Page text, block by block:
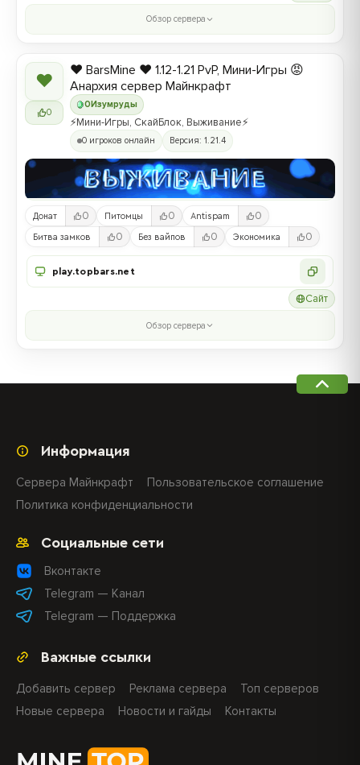
Обзор сервера
❤
0
0 Изумруды
❤️ BarsMine ❤️ 1.12-1.21 PvP, Мини-Игры 😡
Анархия сервер Майнкрафт
⚡Мини-Игры, СкайБлок, Выживание⚡
0 игроков онлайн Версия: 1.21.4
Донат 0 Питомцы 0 Antispam 0
Битва замков 0 Без вайпов 0 Экономика 0
play.topbars.net
Сайт
Обзор сервера
Важные ссылки
Добавить сервер Реклама сервера
Топ серверов
Новые сервера
Новости и гайды Контакты
Социальные сети
Вконтакте
Telegram — Канал
Telegram — Поддержка
Информация
Сервера Майнкрафт
Пользовательское соглашение
Политика конфиденциальности